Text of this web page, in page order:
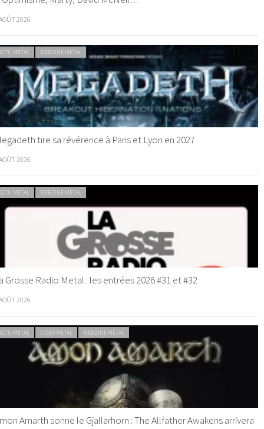
2026
METAL WEBZINE METAL
tire sa révérence à Paris et Lyon en 2027
2026
METAL WEBZINE METAL
Grosse Radio Metal : les entrées 2026 #31 et #32
2026
METAL VIDEO METAL WEBZINE METAL
Amarth sonne le Gjallarhorn : The Allfather Awakens arrivera